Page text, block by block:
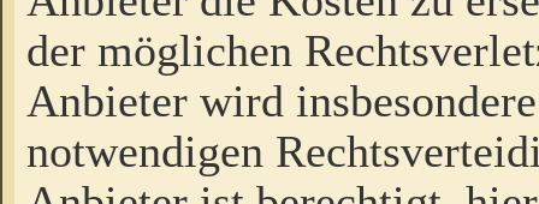
der möglichen
Anbieter wird
notwendigen